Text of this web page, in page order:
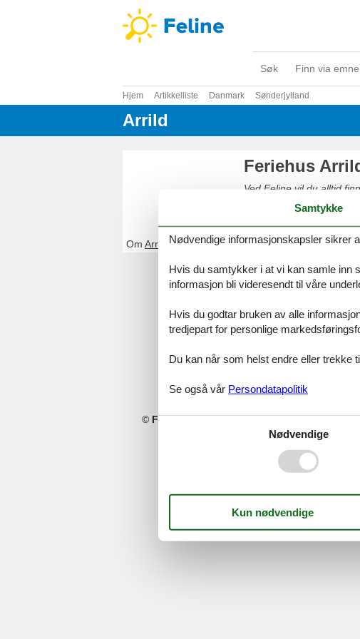
Søk Finn via
Hjem Artikkelliste Danmark Sønderjylland
Arrild
Feriehus
Ved Feline vil du alltid
og sikkert på nettet eller
Om Arrild
© Feline Holidays-Feline Holidays A/S-
Samtykke
Nødvendige informasjonskapsler sikrer
Hvis du samtykker i at vi kan samle inn
informasjon bli videresendt til våre
Hvis du godtar bruken av alle
tredjepart for personlige
Du kan når som helst endre eller trekke
Se også vår Persondatapolitik
Nødvendige